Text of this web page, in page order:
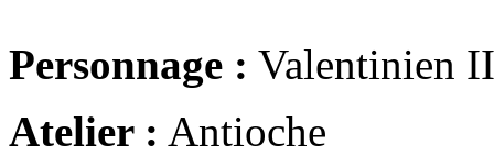
Personnage : Valentinien II
Atelier : Antioche